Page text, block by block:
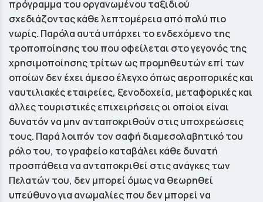
πρόγραμμα του οργανωμένου ταξιδιού
σχεδιάζοντας κάθε λεπτομέρεια από πολύ πιο
νωρίς. Παρόλα αυτά υπάρχει το ενδεχόμενο της
τροποποίησης του που οφείλεται στο γεγονός της
χρησιμοποίησης τρίτων ως προμηθευτών επί των
οποίων δεν έχει άμεσο έλεγχο όπως αεροπορικές και
ναυτιλιακές εταιρείες, ξενοδοχεία, μεταφορικές και
άλλες τουριστικές επιχειρήσεις οι οποίοι είναι
δυνατόν να μην ανταποκριθούν στις υποχρεώσεις
τους. Παρά λοιπόν τον σαφή διαμεσολαβητικό του
ρόλο του, το γραφείο καταβάλει κάθε δυνατή
προσπάθεια να ανταποκριθεί στις ανάγκες των
Πελατών του, δεν μπορεί όμως να θεωρηθεί
υπεύθυνο για ανωμαλίες που δεν μπορεί να